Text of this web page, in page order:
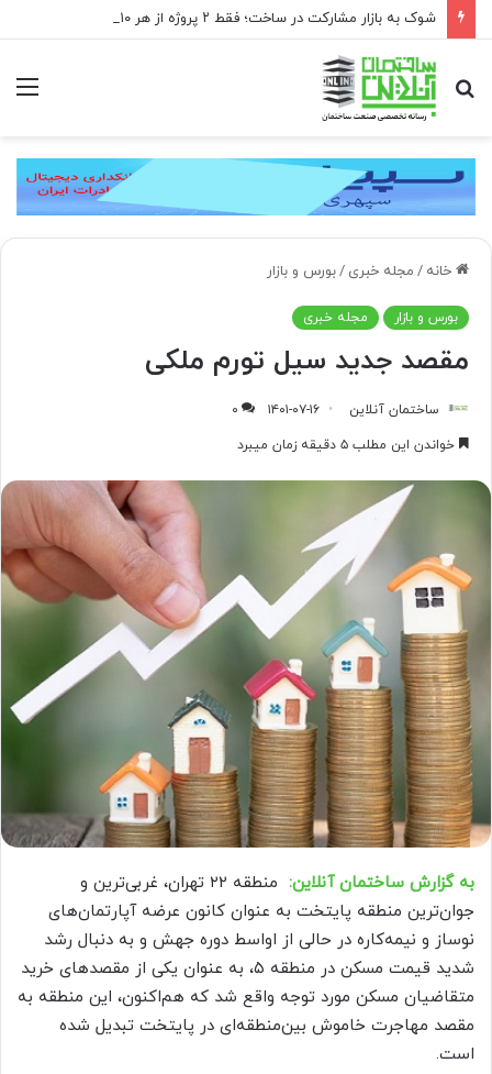
جستجو
برای
خانه / مجله خبری /بورس و بازار
بورس و بازار مجله خبری
مقصد جدید سیل تورم ملکی
ساختمان آنلاین ۱۴۰۱-۰۷-۱۶
۰
خواندن این مطلب ۵ دقیقه زمان میبرد
به گزارش ساختمان آنلاین:
منطقه ۲۲ تهران، غربی‌‌ترین و
جوان‌‌ترین منطقه پایتخت به عنوان کانون عرضه آپارتمان‌‌های
نوساز و نیمه‌‌کاره در حالی از اواسط دوره جهش و به دنبال رشد
شدید قیمت مسکن در منطقه ۵، به عنوان یکی از مقصدهای خرید
متقاضیان مسکن مورد توجه واقع شد که هم‌‌اکنون، این منطقه به
مقصد مهاجرت خاموش بین‌‌‌منطقه‌‌ای در پایتخت تبدیل شده
است.